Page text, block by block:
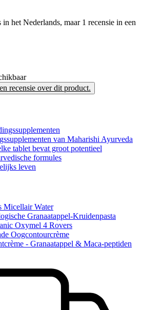
het Nederlands, maar 1 recensie in een
recensie over dit product.
van Maharishi Ayurveda
tablet bevat groot potentieel
formules
leven
Micellair Water
Granaatappel-Kruidenpasta
Oxymel 4 Rovers
Oogcontourcrème
- Granaatappel & Maca-peptiden